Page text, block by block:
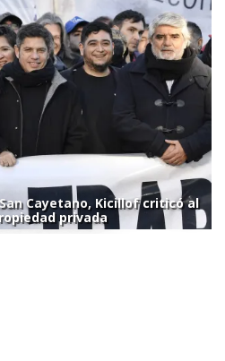
Cayetano, Kicillof criticó al
privada